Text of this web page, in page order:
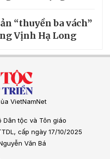
“thuyền ba vách”
Vịnh Hạ Long
VietNamNet
Dân tộc và Tôn giáo
cấp ngày 17/10/2025
Văn Bá